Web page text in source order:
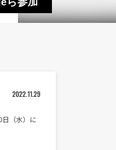
2022.11.29
日（水）に